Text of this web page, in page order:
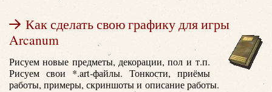
Как сделать свою графику для игры
Arcanum
Рисуем новые предметы, декорации, пол и т.п.
Рисуем свои *.art-файлы. Тонкости, приёмы
работы, примеры, скриншоты и описание работы.